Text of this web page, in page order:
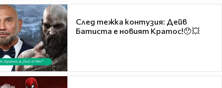
След тежка контузия: Дейв
Батиста е новият Кратос!😯💥